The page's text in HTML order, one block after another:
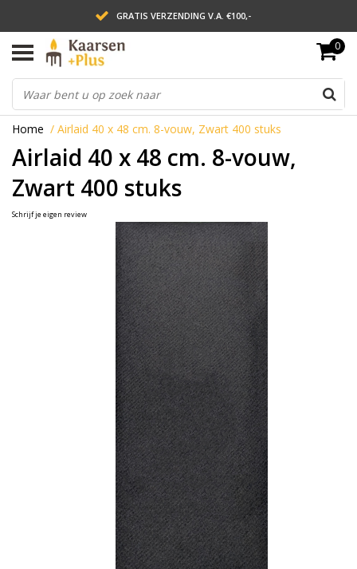
GRATIS VERZENDING V.A. €100,-
LEVERING BINNEN 2 WERKDAGEN
ACHTERAF BETALEN VIA AFTERPAY
0
Home / Airlaid 40 x 48 cm. 8-vouw, Zwart 400 stuks
Airlaid 40 x 48 cm. 8-vouw,
Zwart 400 stuks
Schrijf je eigen review